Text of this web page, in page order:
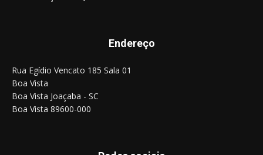
Endereço
Rua Egídio Vencato 185 Sala 01
Boa Vista
Boa Vista Joaçaba - SC
Boa Vista 89600-000